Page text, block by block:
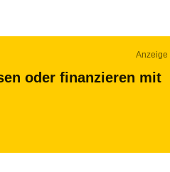
Anzeige
oder finanzieren mit